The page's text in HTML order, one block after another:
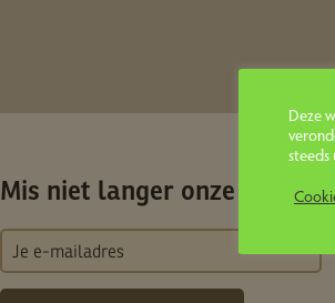
Mis niet langer onze tips
Deze
steeds